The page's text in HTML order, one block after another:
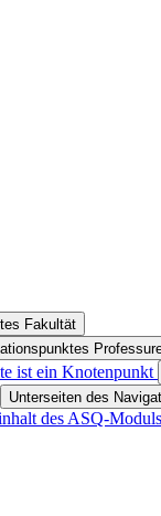
Fakultät
ist ein Knotenpunkt
Unterseiten des
des ASQ-